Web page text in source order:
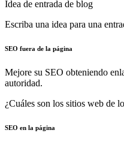
Idea de entrada de blog
Escriba una idea para una
SEO fuera de la página
Mejore su SEO obteniendo
autoridad.
¿Cuáles son los sitios web de
SEO en la página